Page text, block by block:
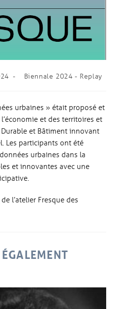
Biennale 2024 - Replay
urbaines » était proposé et
et des territoires et
et Bâtiment innovant
Les participants ont été
urbaines dans la
et innovantes avec une
de l’atelier Fresque des